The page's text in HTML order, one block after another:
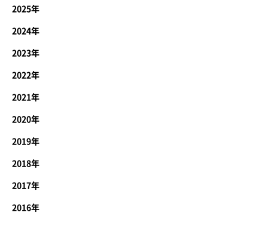
2025年
2024年
2023年
2022年
2021年
2020年
2019年
2018年
2017年
2016年